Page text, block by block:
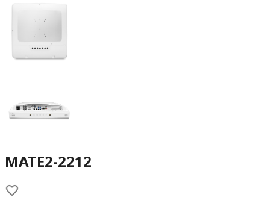
MATE2-2212